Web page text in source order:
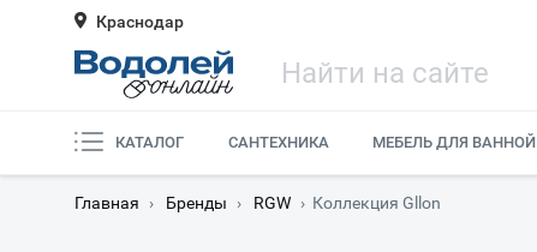
Краснодар
КАТАЛОГ САНТЕХНИКА МЕБЕЛЬ ДЛЯ ВАННОЙ
Главная › Бренды › RGW › Коллекция Gllon